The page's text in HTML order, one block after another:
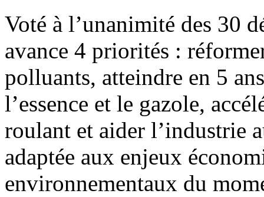
Voté à l’unanimité des 30
avance 4 priorités :
polluants, atteindre en 5
l’essence et le gazole,
roulant et aider l’industrie
adaptée aux enjeux
environnementaux du